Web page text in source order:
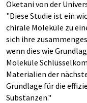
Oketani von der
"Diese Studie ist ein
chirale Moleküle zu
sich ihre
wenn dies wie
Moleküle
Materialien der
Grundlage für die
Substanzen."